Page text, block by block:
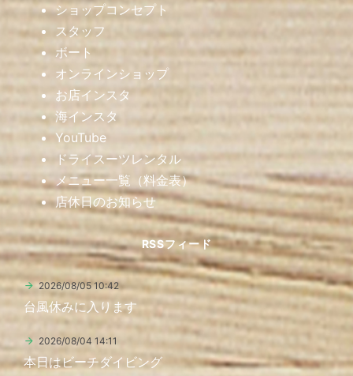
ショップコンセプト
スタッフ
ボート
オンラインショップ
お店インスタ
海インスタ
YouTube
ドライスーツレンタル
メニュー一覧（料金表）
店休日のお知らせ
RSSフィード
2026/08/05 10:42
台風休みに入ります
2026/08/04 14:11
本日はビーチダイビング